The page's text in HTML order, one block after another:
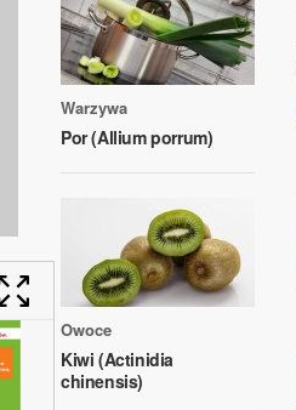
Warzywa
Por (Allium porrum)
Owoce
Kiwi (Actinidia
chinensis)